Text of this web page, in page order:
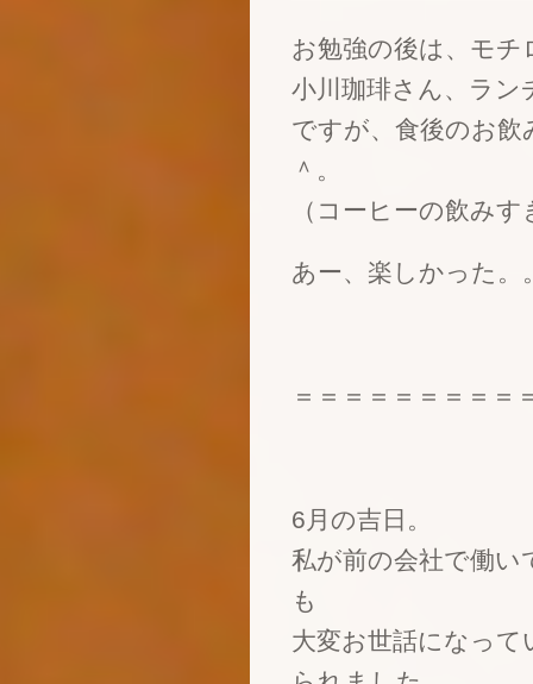
お勉強の後は、モ
小川珈琲さん、ラ
ですが、食後のお
＾。
（コーヒーの飲みす
あー、楽しかった。
＝＝＝＝＝＝＝＝＝
6月の吉日。
私が前の会社で働い
も
大変お世話になって